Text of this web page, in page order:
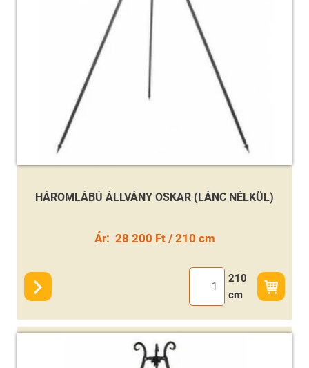
HÁROMLÁBÚ ÁLLVÁNY OSKAR (LÁNC NÉLKÜL)
Ár: 28 200 Ft / 210 cm
210
cm